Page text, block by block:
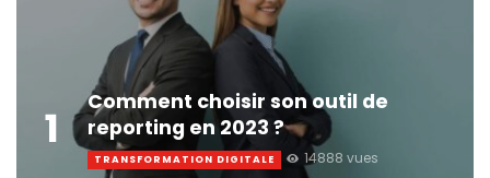
1
Comment choisir son outil de
reporting en 2023 ?
TRANSFORMATION DIGITALE 14888 vues